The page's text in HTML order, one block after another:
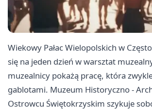
Wiekowy Pałac Wielopolskich w
się na jeden dzień w warsztat
muzealnicy pokażą pracę, która
gablotami. Muzeum Historyczno -
Ostrowcu Świętokrzyskim szykuje